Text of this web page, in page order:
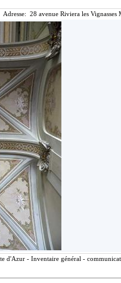
28 avenue Riviera les
d'Azur - Inventaire général -